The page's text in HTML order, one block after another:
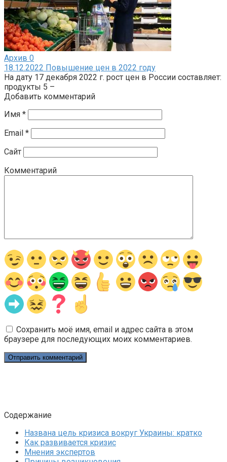
Архив 0
18.12.2022 Повышение цен в 2022 году
На дату 17 декабря 2022 г. рост цен в России составляет:
продукты 5 –
Добавить комментарий
Имя *
Email *
Сайт
Комментарий
Сохранить моё имя, email и адрес сайта в этом
браузере для последующих моих комментариев.
Содержание
Названа цель кризиса вокруг Украины: кратко
Как развивается кризис
Мнения экспертов